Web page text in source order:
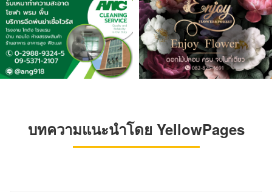
บทความแนะนำโดย YellowPages